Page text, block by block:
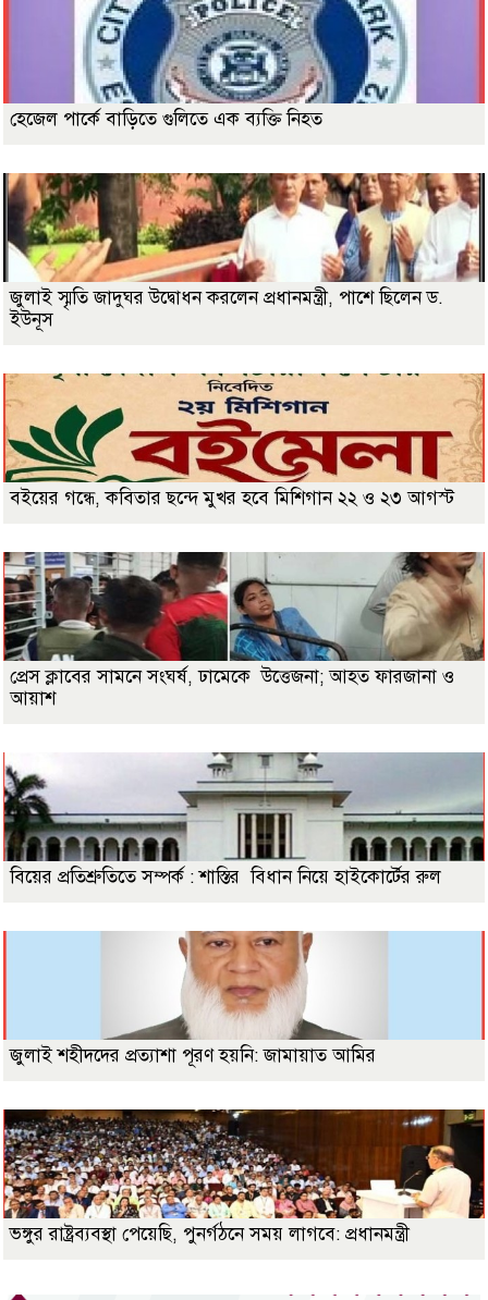
হেজেল পার্কে বাড়িতে গুলিতে এক ব্যক্তি নিহত
জুলাই স্মৃতি জাদুঘর উদ্বোধন করলেন প্রধানমন্ত্রী, পাশে ছিলেন ড.
ইউনূস
বইয়ের গন্ধে, কবিতার ছন্দে মুখর হবে মিশিগান ২২ ও ২৩ আগস্ট
প্রেস ক্লাবের সামনে সংঘর্ষ, ঢামেকে উত্তেজনা; আহত ফারজানা ও
আয়াশ
বিয়ের প্রতিশ্রুতিতে সম্পর্ক : শাস্তির বিধান নিয়ে হাইকোর্টের রুল
জুলাই শহীদদের প্রত্যাশা পূরণ হয়নি: জামায়াত আমির
ভঙ্গুর রাষ্ট্রব্যবস্থা পেয়েছি, পুনর্গঠনে সময় লাগবে: প্রধানমন্ত্রী